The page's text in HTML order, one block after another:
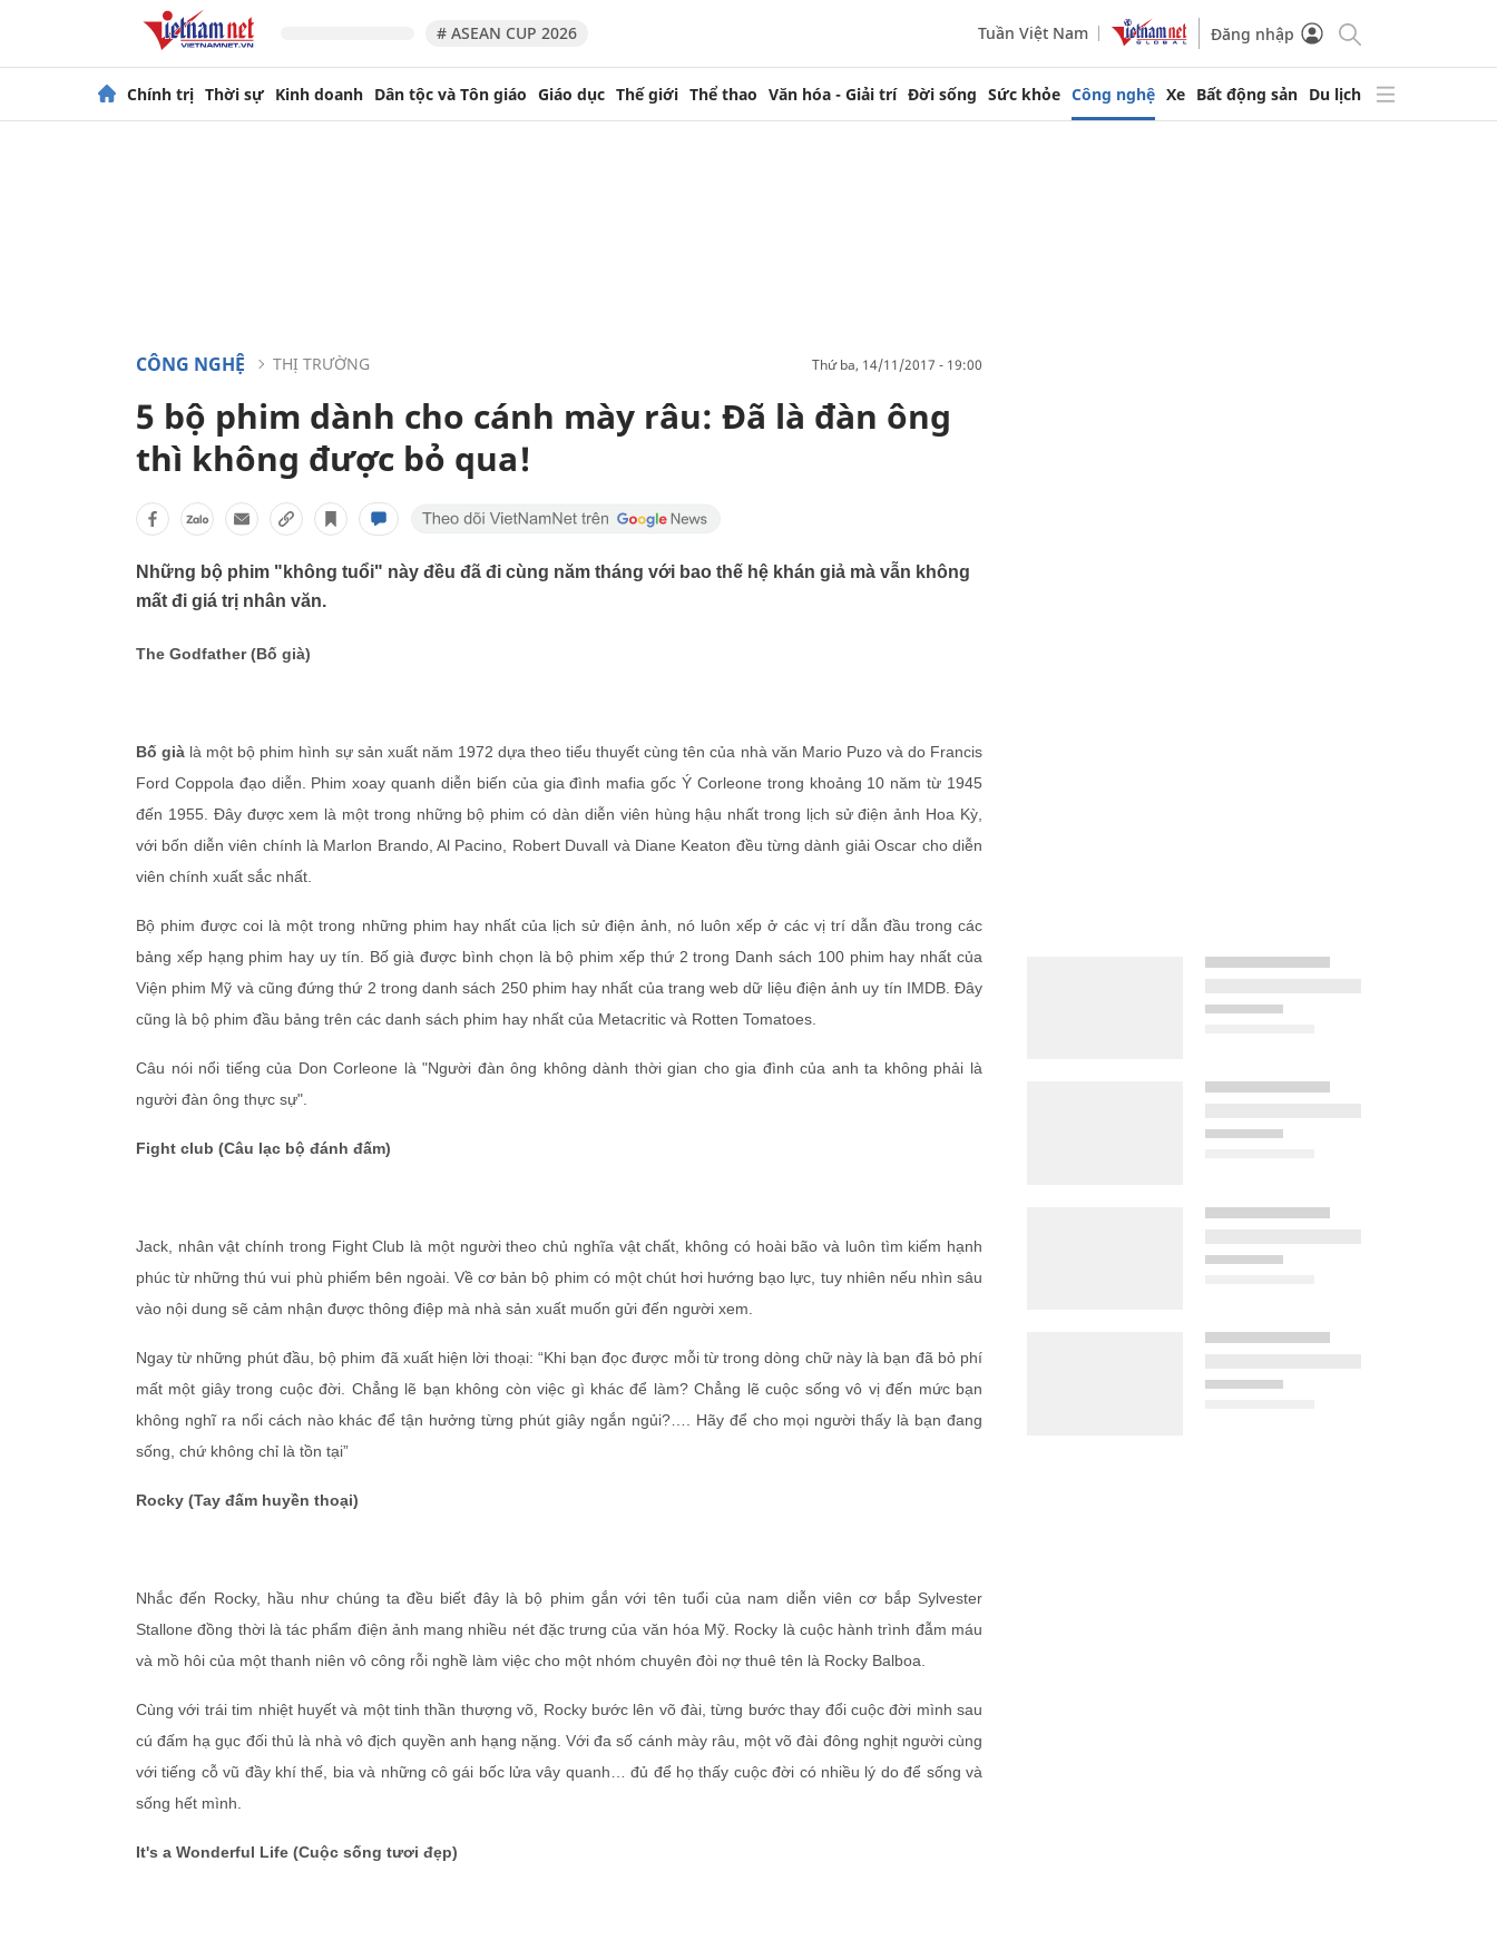
# ASEAN CUP 2026 Tuần Việt Nam Đăng nhập
Chính trị Thời sự Kinh doanh Dân tộc và Tôn giáo Giáo dục Thế giới Thể thao Văn hóa - Giải trí Đời sống Sức khỏe Công nghệ Xe Bất động sản Du lịch
CÔNG NGHỆ THỊ TRƯỜNG thứ ba, 14/11/2017 - 19:00
5 bộ phim dành cho cánh mày râu: Đã là đàn ông
thì không được bỏ qua!
Những bộ phim "không tuổi" này đều đã đi cùng năm tháng với bao thế hệ khán giả mà vẫn không
mất đi giá trị nhân văn.
The Godfather (Bố già)
Bố già là một bộ phim hình sự sản xuất năm 1972 dựa theo tiểu thuyết cùng tên của nhà văn Mario Puzo và do Francis
Ford Coppola đạo diễn. Phim xoay quanh diễn biến của gia đình mafia gốc Ý Corleone trong khoảng 10 năm từ 1945
đến 1955. Đây được xem là một trong những bộ phim có dàn diễn viên hùng hậu nhất trong lịch sử điện ảnh Hoa Kỳ,
với bốn diễn viên chính là Marlon Brando, Al Pacino, Robert Duvall và Diane Keaton đều từng dành giải Oscar cho diễn
viên chính xuất sắc nhất.
Bộ phim được coi là một trong những phim hay nhất của lịch sử điện ảnh, nó luôn xếp ở các vị trí dẫn đầu trong các
bảng xếp hạng phim hay uy tín. Bố già được bình chọn là bộ phim xếp thứ 2 trong Danh sách 100 phim hay nhất của
Viện phim Mỹ và cũng đứng thứ 2 trong danh sách 250 phim hay nhất của trang web dữ liệu điện ảnh uy tín IMDB. Đây
cũng là bộ phim đầu bảng trên các danh sách phim hay nhất của Metacritic và Rotten Tomatoes.
Câu nói nổi tiếng của Don Corleone là "Người đàn ông không dành thời gian cho gia đình của anh ta không phải là
người đàn ông thực sự".
Fight club (Câu lạc bộ đánh đấm)
Jack, nhân vật chính trong Fight Club là một người theo chủ nghĩa vật chất, không có hoài bão và luôn tìm kiếm hạnh
phúc từ những thú vui phù phiếm bên ngoài. Về cơ bản bộ phim có một chút hơi hướng bạo lực, tuy nhiên nếu nhìn sâu
vào nội dung sẽ cảm nhận được thông điệp mà nhà sản xuất muốn gửi đến người xem.
Ngay từ những phút đầu, bộ phim đã xuất hiện lời thoại: “Khi bạn đọc được mỗi từ trong dòng chữ này là bạn đã bỏ phí
mất một giây trong cuộc đời. Chẳng lẽ bạn không còn việc gì khác để làm? Chẳng lẽ cuộc sống vô vị đến mức bạn
không nghĩ ra nổi cách nào khác để tận hưởng từng phút giây ngắn ngủi?…. Hãy để cho mọi người thấy là bạn đang
sống, chứ không chỉ là tồn tại”
Rocky (Tay đấm huyền thoại)
Nhắc đến Rocky, hầu như chúng ta đều biết đây là bộ phim gắn với tên tuổi của nam diễn viên cơ bắp Sylvester
Stallone đồng thời là tác phẩm điện ảnh mang nhiều nét đặc trưng của văn hóa Mỹ. Rocky là cuộc hành trình đẫm máu
và mồ hôi của một thanh niên vô công rỗi nghề làm việc cho một nhóm chuyên đòi nợ thuê tên là Rocky Balboa.
Cùng với trái tim nhiệt huyết và một tinh thần thượng võ, Rocky bước lên võ đài, từng bước thay đổi cuộc đời mình sau
cú đấm hạ gục đối thủ là nhà vô địch quyền anh hạng nặng. Với đa số cánh mày râu, một võ đài đông nghịt người cùng
với tiếng cỗ vũ đầy khí thế, bia và những cô gái bốc lửa vây quanh… đủ để họ thấy cuộc đời có nhiều lý do để sống và
sống hết mình.
It's a Wonderful Life (Cuộc sống tươi đẹp)